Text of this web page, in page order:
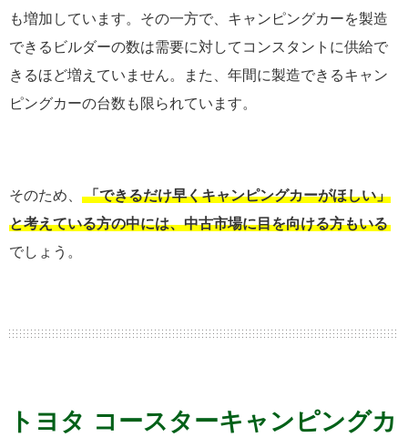
も増加しています。その一方で、キャンピングカーを製造
できるビルダーの数は需要に対してコンスタントに供給で
きるほど増えていません。また、年間に製造できるキャン
ピングカーの台数も限られています。
そのため、
「できるだけ早くキャンピングカーがほしい」
と考えている方の中には、中古市場に目を向ける方もいる
でしょう。
トヨタ コースターキャンピングカ